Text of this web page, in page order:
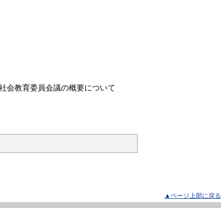
教育委員会議の概要について
▲ページ上部に戻る